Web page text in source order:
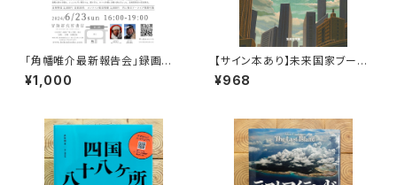
「角幡唯介最新報告会」録画視
聴権
¥1,000
【サイン本あり】未来国家ブータ
ン
¥968